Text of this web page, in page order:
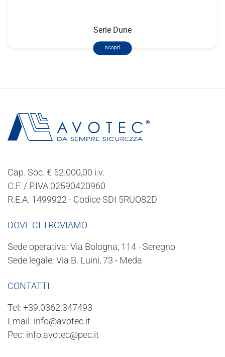
Serie Dune
scopri
Cap. Soc. € 52.000,00 i.v.
C.F. / P.IVA 02590420960
R.E.A. 1499922 - Codice SDI 5RUO82D
DOVE CI TROVIAMO
Sede operativa: Via Bologna, 114 - Seregno
Sede legale: Via B. Luini, 73 - Meda
CONTATTI
Tel: +39.0362.347493
Email: info@avotec.it
Pec: info.avotec@pec.it